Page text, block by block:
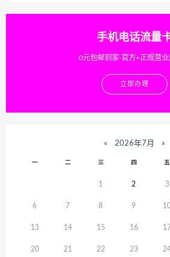
手机电话流量
0元包邮到家-官方+正规营
立即办理
« 2026年7月 »
一 二 三 四 五
1 2 3
6 7 8 9
13 14 15 16
20 21 22 23